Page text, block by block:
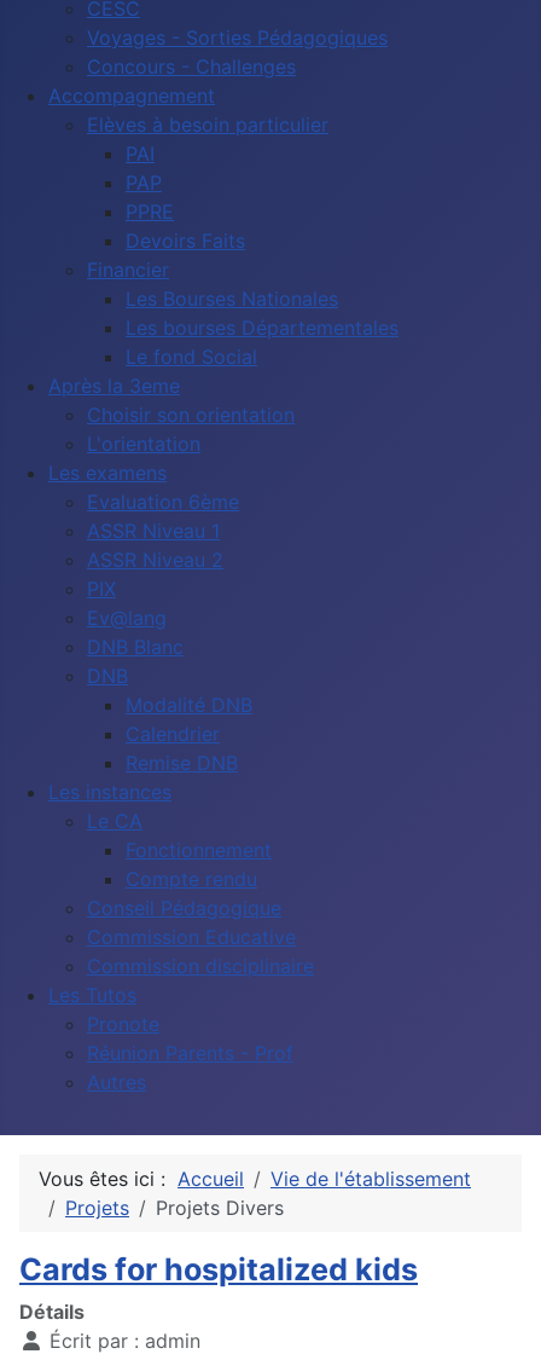
CESC
Voyages - Sorties Pédagogiques
Concours - Challenges
Accompagnement
Elèves à besoin particulier
PAI
PAP
PPRE
Devoirs Faits
Financier
Les Bourses Nationales
Les bourses Départementales
Le fond Social
Après la 3eme
Choisir son orientation
L'orientation
Les examens
Evaluation 6ème
ASSR Niveau 1
ASSR Niveau 2
PIX
Ev@lang
DNB Blanc
DNB
Modalité DNB
Calendrier
Remise DNB
Les instances
Le CA
Fonctionnement
Compte rendu
Conseil Pédagogique
Commission Educative
Commission disciplinaire
Les Tutos
Pronote
Réunion Parents - Prof
Autres
Vous êtes ici : Accueil
Vie de l'établissement
Projets
Projets Divers
Cards for hospitalized kids
Détails
Écrit par : admin